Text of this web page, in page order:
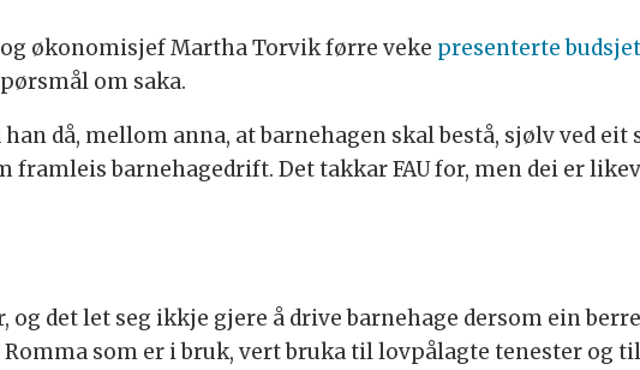
økonomisjef Martha Torvik førre veke presenterte
om saka.
då, mellom anna, at barnehagen skal bestå, sjølv ved eit
framleis barnehagedrift. Det takkar FAU for, men dei er
og det let seg ikkje gjere å drive barnehage dersom ein
som er i bruk, vert bruka til lovpålagte tenester og